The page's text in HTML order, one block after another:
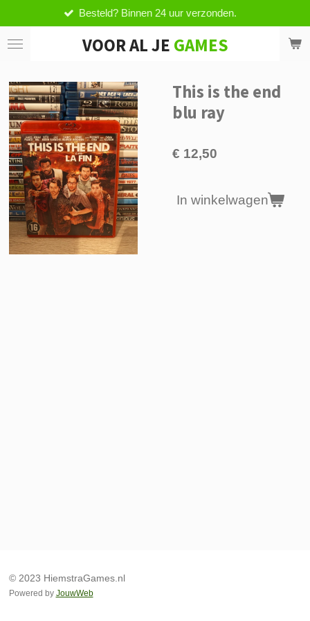
direct
naar
VOOR AL JE GAMES
Besteld? Binnen 24 uur verzonden.
This is the end
blu ray
€ 12,50
In winkelwagen
© 2023 HiemstraGames.nl
Powered by JouwWeb